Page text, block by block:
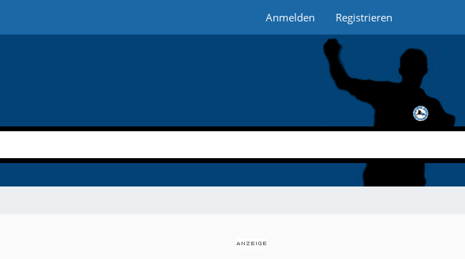
Anmelden Registrieren